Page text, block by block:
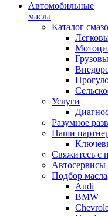
Автомобильные
масла
Каталог
Услуги
Разумное
Наши
Свяжитесь с
Автосервисы
Подбор масла
Audi
BMW